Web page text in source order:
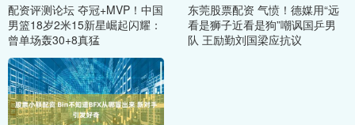
配资评测论坛 夺冠+MVP！中国
男篮18岁2米15新星崛起闪耀：
曾单场轰30+8真猛
东莞股票配资 气愤！德媒用“远
看是狮子近看是狗”嘲讽国乒男
队 王励勤刘国梁应抗议